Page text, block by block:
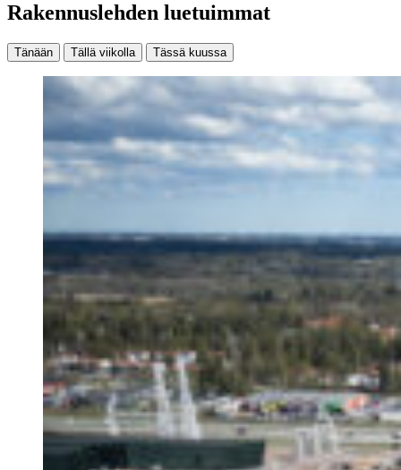
Rakennuslehden luetuimmat
Tänään Tällä viikolla Tässä kuussa